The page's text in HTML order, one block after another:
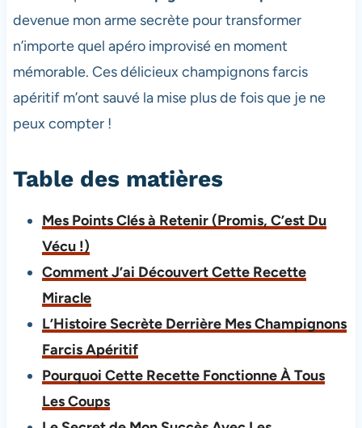
devenue mon arme secrète pour transformer
n’importe quel apéro improvisé en moment
mémorable. Ces délicieux champignons farcis
apéritif m’ont sauvé la mise plus de fois que je ne
peux compter !
Table des matières
Mes Points Clés à Retenir (Promis, C’est Du
Vécu !)
Comment J’ai Découvert Cette Recette
Miracle
L’Histoire Secrète Derrière Mes Champignons
Farcis Apéritif
Pourquoi Cette Recette Fonctionne À Tous
Les Coups